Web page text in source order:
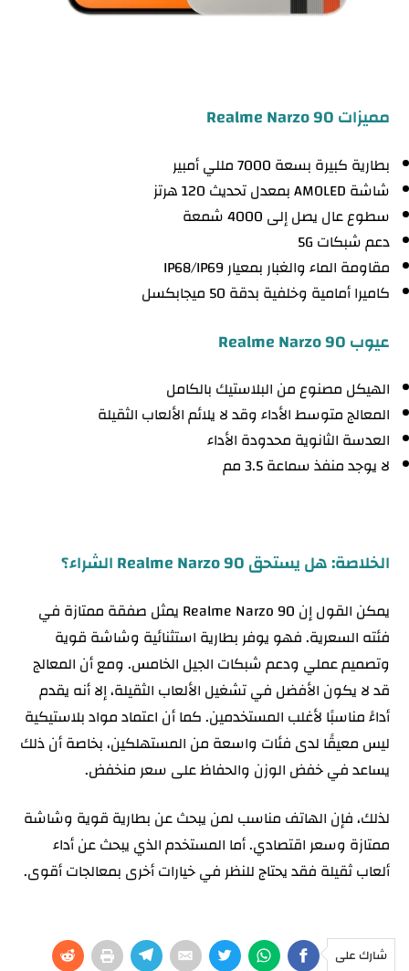
مميزات Realme Narzo 90
بطارية كبيرة بسعة 7000 مللي أمبير
شاشة AMOLED بمعدل تحديث 120 هرتز
سطوع عال يصل إلى 4000 شمعة
دعم شبكات 5G
مقاومة الماء والغبار بمعيار IP68/IP69
كاميرا أمامية وخلفية بدقة 50 ميجابكسل
عيوب Realme Narzo 90
الهيكل مصنوع من البلاستيك بالكامل
المعالج متوسط الأداء وقد لا يلائم الألعاب الثقيلة
العدسة الثانوية محدودة الأداء
لا يوجد منفذ سماعة 3.5 مم
الخلاصة: هل يستحق Realme Narzo 90 الشراء؟
يمكن القول إن Realme Narzo 90 يمثل صفقة ممتازة في
فئته السعرية. فهو يوفر بطارية استثنائية وشاشة قوية
وتصميم عملي ودعم شبكات الجيل الخامس. ومع أن المعالج
قد لا يكون الأفضل في تشغيل الألعاب الثقيلة، إلا أنه يقدم
أداءً مناسبًا لأغلب المستخدمين. كما أن اعتماد مواد بلاستيكية
ليس معيقًا لدى فئات واسعة من المستهلكين، بخاصة أن ذلك
يساعد في خفض الوزن والحفاظ على سعر منخفض.
لذلك، فإن الهاتف مناسب لمن يبحث عن بطارية قوية وشاشة
ممتازة وسعر اقتصادي. أما المستخدم الذي يبحث عن أداء
ألعاب ثقيلة فقد يحتاج للنظر في خيارات أخرى بمعالجات أقوى.
شارك على